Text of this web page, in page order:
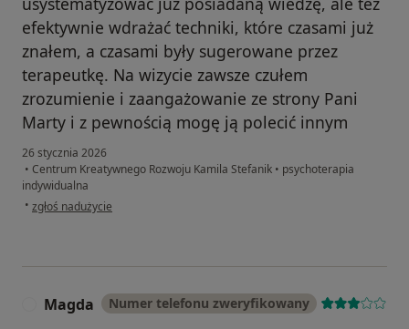
osiągnięcia uczniów są niższe w odniesieniu do ich
możliwości? (Niepubliczna Placówka Doskonalenia
Nauczycieli w Kraśniku)
XII 2011 Rozwój psychoseksualny dzieci i młodzieży.
Prawidłowości i problemy (Instytut Szkoleń i Analiz
Gospodarczych w Lublinie).
X 2011 Jak motywować uczniów do podejmowania
wysiłku i wytrwałości w działaniu (Centrum Kształcenia
I 2011 Budowanie strategii pracy z dzieckiem
przejawiającym zaburzenia zachowania w środowisku
szkolnym i rodzinnym (Lubelskie Samorządowe
efektywnie wdrażać techniki, które czasami już
znałem, a czasami były sugerowane przez
terapeutkę. Na wizycie zawsze czułem
zrozumienie i zaangażowanie ze strony Pani
Marty i z pewnością mogę ją polecić innym
26 stycznia 2026
• Centrum Kreatywnego Rozwoju Kamila Stefanik • psychoterapia
indywidualna
• w opinii użytkownika Patryk
zgłoś nadużycie
Magda Numer telefonu zweryfikowany